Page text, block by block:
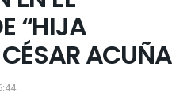
“HIJA
ACUÑA